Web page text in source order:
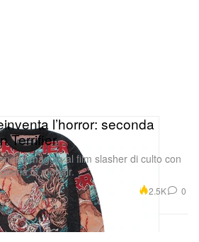
l’horror: seconda
Terrifier
omaggio al film slasher di culto con
in mohair.
2.5K 0